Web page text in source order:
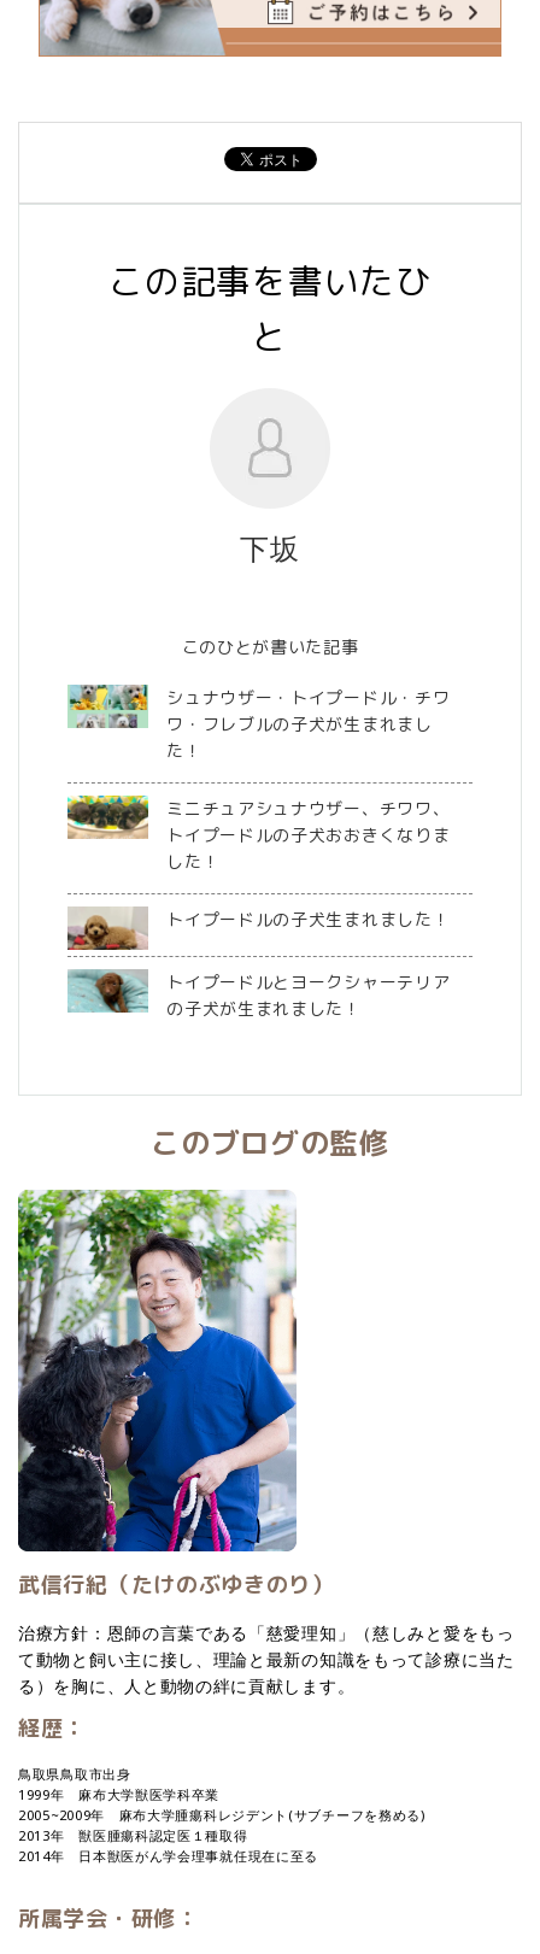
この記事を書いたひ
と
下坂
このひとが書いた記事
シュナウザー・トイプードル・チワ
ワ・フレブルの子犬が生まれまし
た！
ミニチュアシュナウザー、チワワ、
トイプードルの子犬おおきくなりま
した！
トイプードルの子犬生まれました！
トイプードルとヨークシャーテリア
の子犬が生まれました！
このブログの監修
武信行紀（たけのぶゆきのり）
治療方針：恩師の言葉である「慈愛理知」（慈しみと愛をもっ
て動物と飼い主に接し、理論と最新の知識をもって診療に当た
る）を胸に、人と動物の絆に貢献します。
経歴：
鳥取県鳥取市出身
1999年 麻布大学獣医学科卒業
2005~2009年 麻布大学腫瘍科レジデント(サブチーフを務める)
2013年 獣医腫瘍科認定医１種取得
2014年 日本獣医がん学会理事就任現在に至る
所属学会・研修：